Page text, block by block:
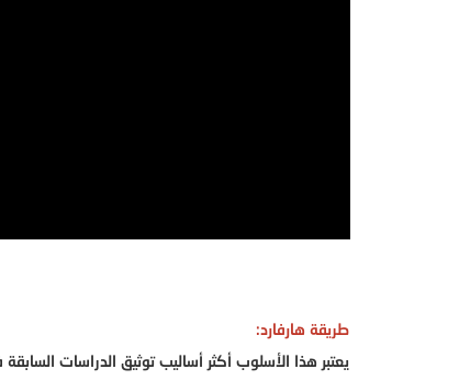
طريقة هارفارد:
يعتبر هذا الأسلوب أكثر أساليب توثيق الدراسات